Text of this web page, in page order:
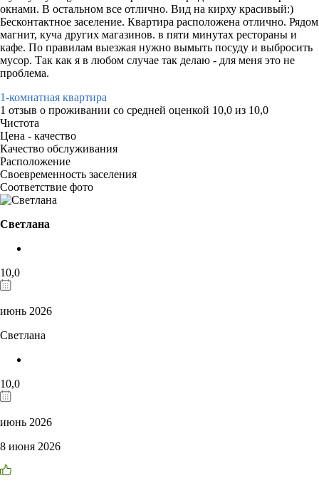
окнами. В остальном все отлично. Вид на кирху красивый:)
Бесконтактное заселение. Квартира расположена отлично. Рядом
магнит, куча других магазинов. в пяти минутах рестораны и
кафе. По правилам выезжая нужно вымыть посуду и выбросить
мусор. Так как я в любом случае так делаю - для меня это не
проблема.
1-комнатная квартира
1 отзыв о проживании со средней оценкой 10,0 из 10,0
Чистота
Цена - качество
Качество обслуживания
Расположение
Своевременность заселения
Соответствие фото
Светлана
10,0
июнь 2026
Светлана
10,0
июнь 2026
8 июня 2026